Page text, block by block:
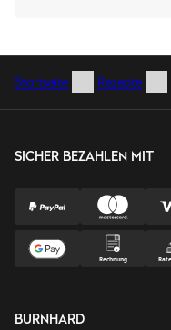
Startseite Rezepte
SICHER BEZAHLEN MIT
BURNHARD